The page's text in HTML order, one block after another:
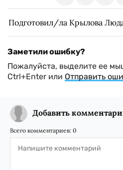
Подготовил/ла Крылова
Заметили ошибку?
Пожалуйста, выделите ее
Ctrl+Enter или Отправить
Добавить
Всего комментариев: 0